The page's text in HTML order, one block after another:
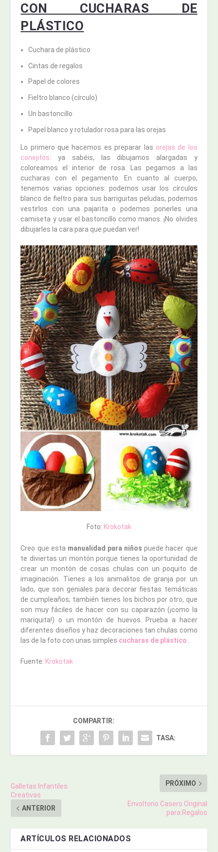
CON CUCHARAS DE
PLÁSTICO
Cuchara de plástico
Cintas de regalos
Papel de colores
Fieltro blanco (círculo)
Un bastoncillo
Papel blanco y rotulador rosa para las orejas
Lo primero que hacemos es preparar las orejas de los
conejitos: ya sabéis, las dibujamos alargadas y
coloreamos el interior de rosa. Las pegamos a las
cucharas con el pegamento. En cuanto al cuerpo,
tenemos varias opciones: podemos usar los círculos
blanco de fieltro para sus barriguitas peludas, podemos
vestirlos con una pajarita o podemos ponerles una
camiseta y usar el bastoncillo como manos. ¡No olvides
dibujarles la cara para que puedan ver!
Foto: Krokotak
Creo que esta manualidad para niños puede hacer que
te diviertas un montón porque tienes la oportunidad de
crear un montón de cosas chulas con un poquito de
imaginación. Tienes a los animalitos de granja por un
lado, que son geniales para decorar fiestas temáticas
de cumpleaños; también tienes los bichos por otro, que
son muy fáciles de hacer con su caparazón (¡como la
mariquita!) o un montón de huevos. Prueba a hacer
diferentes diseños y haz decoraciones tan chulas como
las de la foto con unas simples cucharas de plástico.
Fuente: Krokotak
COMPARTIR:
TASA:
Galletas Infantiles
Creativas
ANTERIOR
PRÓXIMO
Envoltorio Casero Original
para Regalos
ARTÍCULOS RELACIONADOS